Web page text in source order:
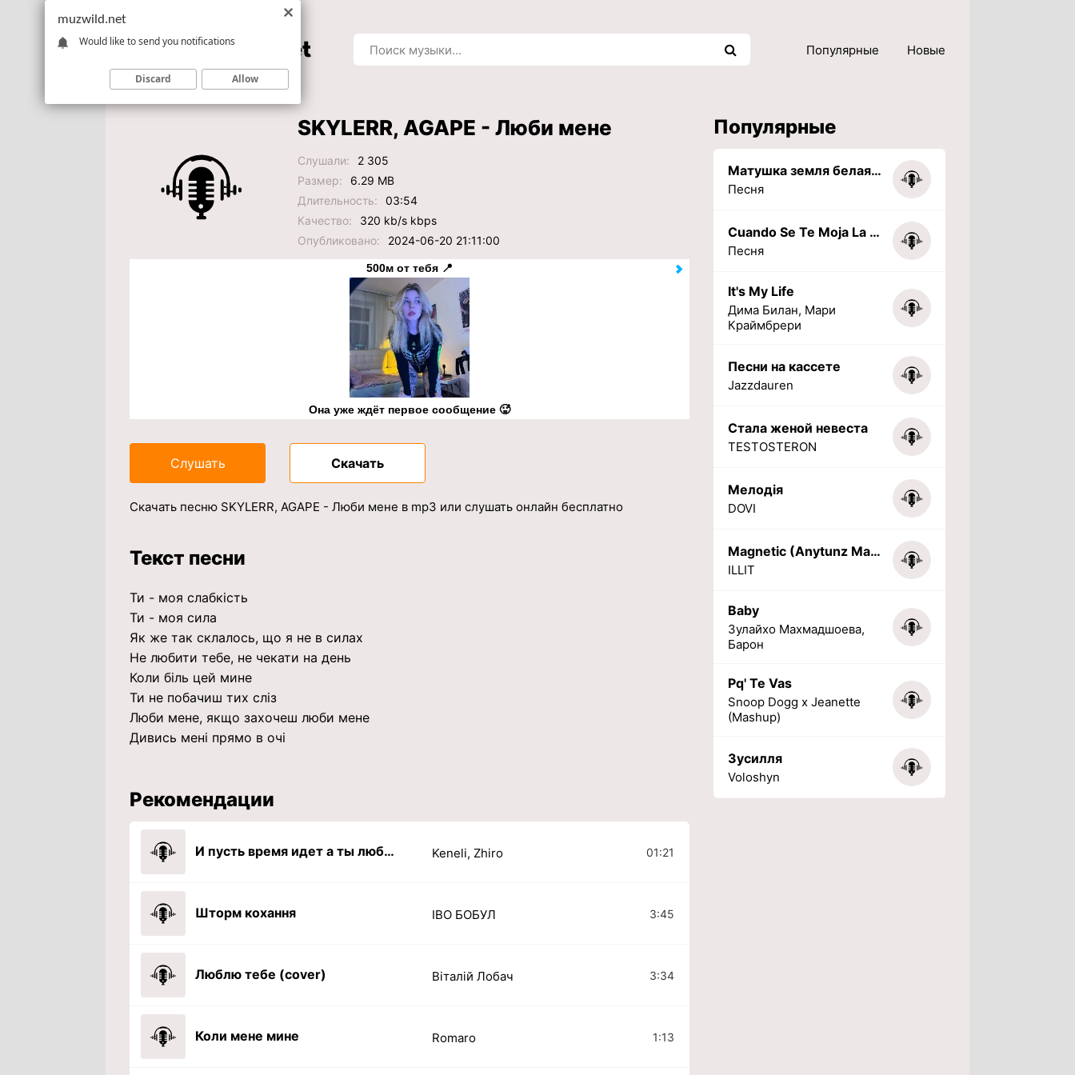
Популярные Новые
SKYLERR, AGAPE - Люби мене
Слушали:
2 305
Размер:
6.29 MB
Длительность:
03:54
Качество:
320 kb/s kbps
Опубликовано:
2024-06-20 21:11:00
500м от тебя 📍
Она уже ждёт первое сообщение 🥵
Слушать Скачать
Скачать песню SKYLERR, AGAPE - Люби мене в mp3 или слушать онлайн бесплатно
Текст песни
Ти - моя слабкість
Ти - моя сила
Як же так склалось, що я не в силах
Не любити тебе, не чекати на день
Коли біль цей мине
Ти не побачиш тих сліз
Люби мене, якщо захочеш люби мене
Дивись мені прямо в очі
Рекомендации
И пусть время идет а ты люби меня Keneli, Zhiro 01:21
Шторм кохання ІВО БОБУЛ 3:45
Люблю тебе (cover) Віталій Лобач 3:34
Коли мене мине Romaro 1:13
Популярные
Матушка земля белая березонька
Песня
Cuando Se Te Moja La Tarea (PHONK) (Slowed + Reverbed)
Песня
It's My Life
Дима Билан, Мари
Краймбрери
Песни на кассете
Jazzdauren
Стала женой невеста
TESTOSTERON
Мелодія
DOVI
Magnetic (Anytunz Marimba Ringtone)
ILLIT
Baby
Зулайхо Махмадшоева,
Барон
Pq' Te Vas
Snoop Dogg x Jeanette
(Mashup)
Зусилля
Voloshyn
muzwild.net
Would like to send you notifications
Discard Allow